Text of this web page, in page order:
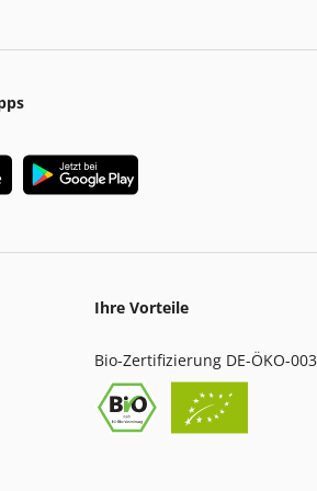
Ihre Vorteile
Bio-Zertifizierung DE-ÖKO-003